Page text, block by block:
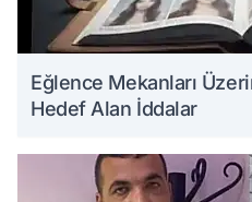
Eğlence Mekanları
Hedef Alan İddalar